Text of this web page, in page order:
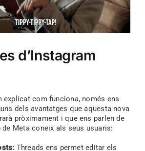
d’Instagram
explicat com funciona, només ens
dels avantatges que aquesta nova
pròximament i que ens parlen de
de Meta coneix als seus usuaris:
Threads ens permet editar els